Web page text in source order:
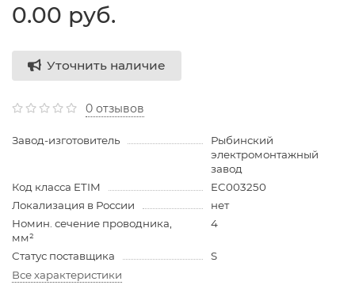
0.00 руб.
Уточнить наличие
0 отзывов
Завод-изготовитель
Рыбинский
электромонтажный
завод
Код класса ETIM
EC003250
Локализация в России
нет
Номин. сечение проводника,
мм²
4
Статус поставщика
S
Все характеристики